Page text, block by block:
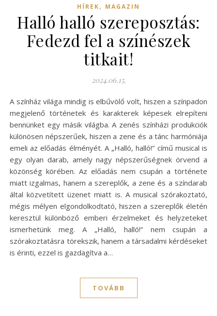
HÍREK, MAGAZIN
Halló halló szereposztás:
Fedezd fel a színészek
titkait!
2024.06.15.
A színház világa mindig is elbűvölő volt, hiszen a színpadon
megjelenő történetek és karakterek képesek elrepíteni
bennünket egy másik világba. A zenés színházi produkciók
különösen népszerűek, hiszen a zene és a tánc harmóniája
emeli az előadás élményét. A „Halló, halló!” című musical is
egy olyan darab, amely nagy népszerűségnek örvend a
közönség körében. Az előadás nem csupán a története
miatt izgalmas, hanem a szereplők, a zene és a színdarab
által közvetített üzenet miatt is. A musical szórakoztató,
mégis mélyen elgondolkodtató, hiszen a szereplők életén
keresztül különböző emberi érzelmeket és helyzeteket
ismerhetünk meg. A „Halló, halló!” nem csupán a
szórakoztatásra törekszik, hanem a társadalmi kérdéseket
is érinti, ezzel is gazdagítva a…
TOVÁBB